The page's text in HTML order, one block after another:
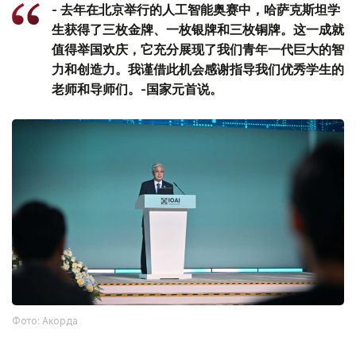
- 去年在北京举行的人工智能奥赛中，哈萨克斯坦学
生获得了三枚金牌、一枚银牌和三枚铜牌。这一成就
值得举国欢庆，它充分展现了我们青年一代巨大的智
力和创造力。我谨借此机会感谢指导我们优秀学生的
老师和导师们。-国家元首说。
Фото: Акорда